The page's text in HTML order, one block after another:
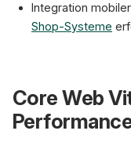
Integration
Shop-Systeme
Core Web